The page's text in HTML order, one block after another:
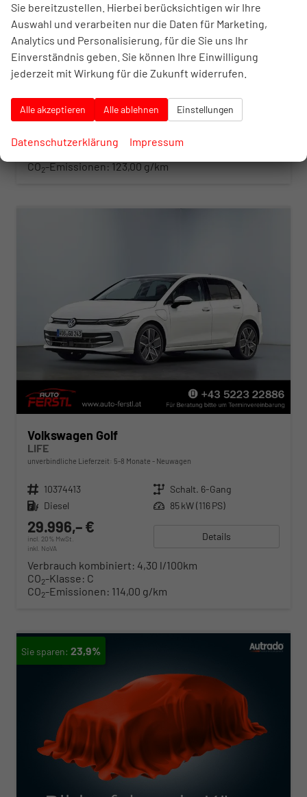
Volkswagen Golf
Limited
unverbindliche Lieferzeit: 5-8 Monate Neuwagen
Fahrzeugnr. 10374410 Getriebe Schalt. 6-Gang
Kraftstoff Benzin Leistung 110 kW (150 PS)
29.729,– €
incl. 20% MwSt.
inkl. NoVA
Details
Verbrauch kombiniert:5,40 l/100km
CO2-Emissionen: 123,00 g/km
Volkswagen Golf
LIFE
unverbindliche Lieferzeit: 5-8 Monate Neuwagen
Fahrzeugnr. 10374413 Getriebe Schalt. 6-Gang
Kraftstoff Diesel Leistung 85 kW (116 PS)
29.996,– €
incl. 20% MwSt.
inkl. NoVA
Details
Verbrauch kombiniert: 4,30 l/100km
CO2-Klasse: C
CO2-Emissionen: 114,00 g/km
23,9%
Sie bereitzustellen. Hierbei berücksichtigen wir Ihre
Auswahl und verarbeiten nur die Daten für Marketing,
Analytics und Personalisierung, für die Sie uns Ihr
Einverständnis geben. Sie können Ihre Einwilligung
jederzeit mit Wirkung für die Zukunft widerrufen.
Alle akzeptieren Alle ablehnen Einstellungen
Datenschutzerklärung Impressum